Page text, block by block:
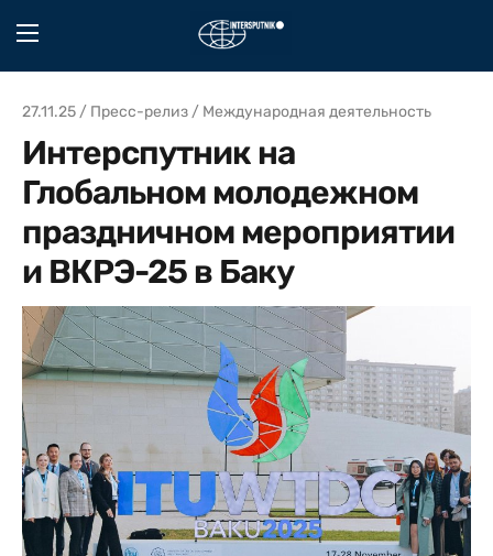
27.11.25 / Пресс-релиз / Международная деятельность
Интерспутник на
Глобальном молодежном
праздничном мероприятии
и ВКРЭ-25 в Баку